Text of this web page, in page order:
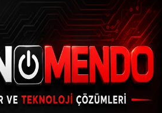
forması giyen
ile 2 yıllık
imzaladı.
Güncelleme: 25.06.2021 - 17:23